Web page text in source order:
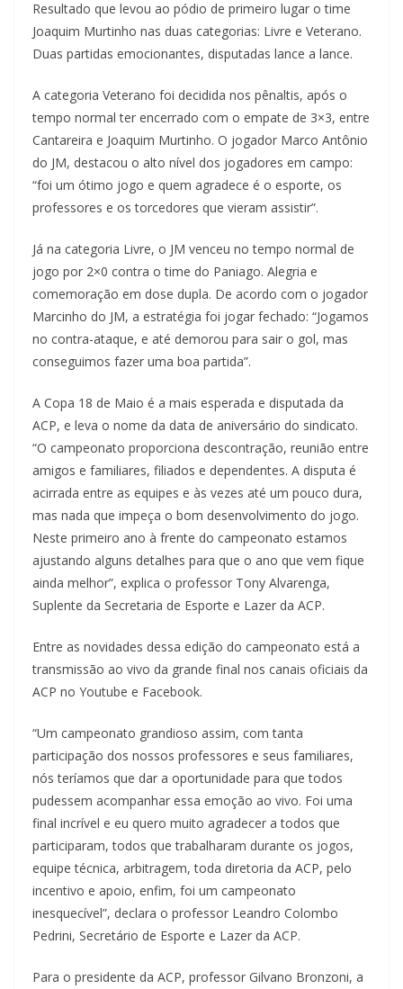
Resultado que levou ao pódio de primeiro lugar o time
Joaquim Murtinho nas duas categorias: Livre e Veterano.
Duas partidas emocionantes, disputadas lance a lance.
A categoria Veterano foi decidida nos pênaltis, após o
tempo normal ter encerrado com o empate de 3×3, entre
Cantareira e Joaquim Murtinho. O jogador Marco Antônio
do JM, destacou o alto nível dos jogadores em campo:
“foi um ótimo jogo e quem agradece é o esporte, os
professores e os torcedores que vieram assistir”.
Já na categoria Livre, o JM venceu no tempo normal de
jogo por 2×0 contra o time do Paniago. Alegria e
comemoração em dose dupla. De acordo com o jogador
Marcinho do JM, a estratégia foi jogar fechado: “Jogamos
no contra-ataque, e até demorou para sair o gol, mas
conseguimos fazer uma boa partida”.
A Copa 18 de Maio é a mais esperada e disputada da
ACP, e leva o nome da data de aniversário do sindicato.
“O campeonato proporciona descontração, reunião entre
amigos e familiares, filiados e dependentes. A disputa é
acirrada entre as equipes e às vezes até um pouco dura,
mas nada que impeça o bom desenvolvimento do jogo.
Neste primeiro ano à frente do campeonato estamos
ajustando alguns detalhes para que o ano que vem fique
ainda melhor”, explica o professor Tony Alvarenga,
Suplente da Secretaria de Esporte e Lazer da ACP.
Entre as novidades dessa edição do campeonato está a
transmissão ao vivo da grande final nos canais oficiais da
ACP no Youtube e Facebook.
“Um campeonato grandioso assim, com tanta
participação dos nossos professores e seus familiares,
nós teríamos que dar a oportunidade para que todos
pudessem acompanhar essa emoção ao vivo. Foi uma
final incrível e eu quero muito agradecer a todos que
participaram, todos que trabalharam durante os jogos,
equipe técnica, arbitragem, toda diretoria da ACP, pelo
incentivo e apoio, enfim, foi um campeonato
inesquecível”, declara o professor Leandro Colombo
Pedrini, Secretário de Esporte e Lazer da ACP.
Para o presidente da ACP, professor Gilvano Bronzoni, a